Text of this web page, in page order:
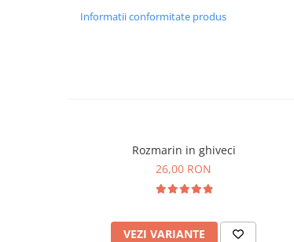
Informatii conformitate produs
Rozmarin in ghiveci
26,00 RON
VEZI VARIANTE